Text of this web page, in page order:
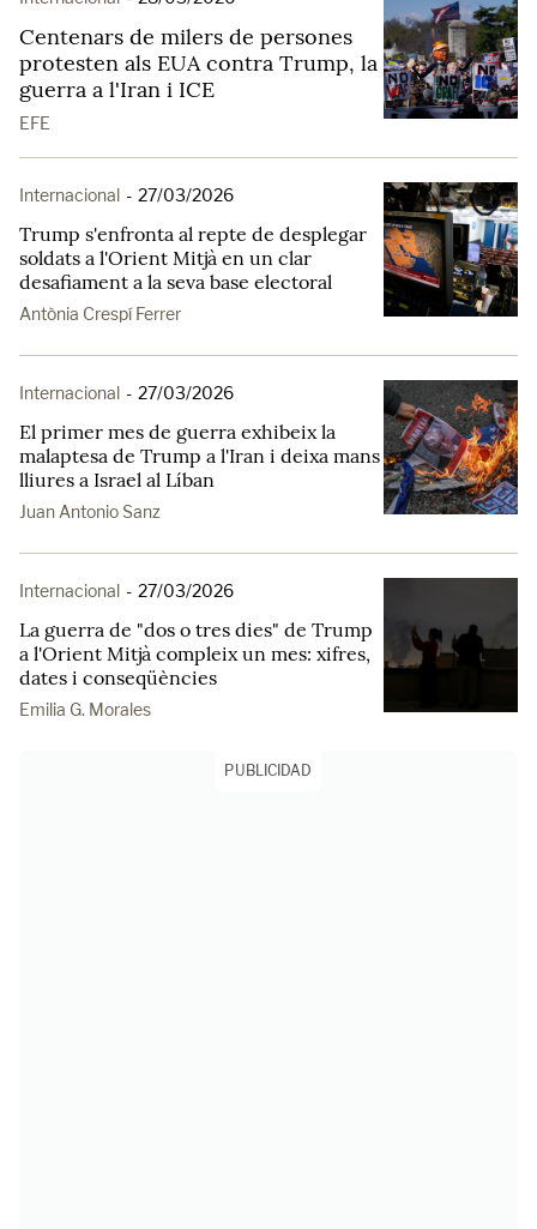
Centenars de milers de persones
protesten als EUA contra Trump, la
guerra a l'Iran i ICE
EFE
Internacional - 27/03/2026
Trump s'enfronta al repte de desplegar
soldats a l'Orient Mitjà en un clar
desafiament a la seva base electoral
Antònia Crespí Ferrer
Internacional - 27/03/2026
El primer mes de guerra exhibeix la
malaptesa de Trump a l'Iran i deixa mans
lliures a Israel al Líban
Juan Antonio Sanz
Internacional - 27/03/2026
La guerra de "dos o tres dies" de Trump
a l'Orient Mitjà compleix un mes: xifres,
dates i conseqüències
Emilia G. Morales
PUBLICIDAD